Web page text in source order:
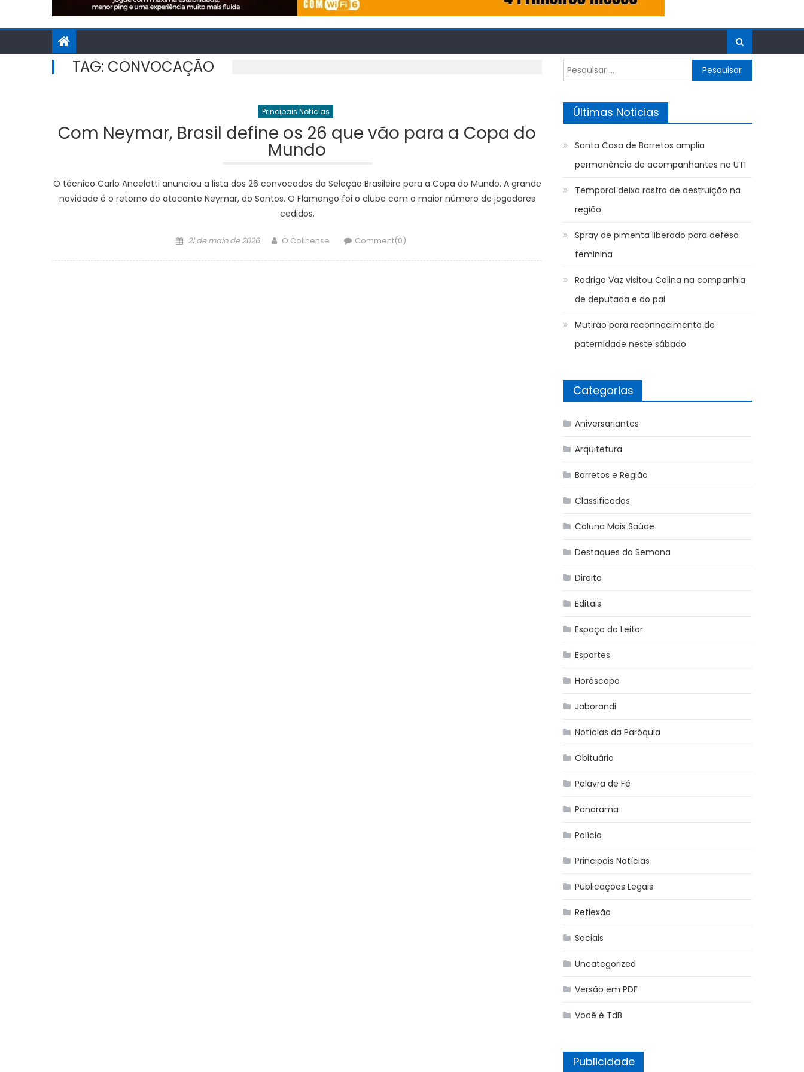
TAG: CONVOCAÇÃO
Principais Notícias
Com Neymar, Brasil define os 26 que vão para a Copa do
Mundo
O técnico Carlo Ancelotti anunciou a lista dos 26 convocados da Seleção Brasileira para a Copa do Mundo. A grande
novidade é o retorno do atacante Neymar, do Santos. O Flamengo foi o clube com o maior número de jogadores
cedidos.
Posted
21 de maio de 2026 Author
O Colinense Comment(0)
Pesquisar
por:
Últimas Noticias
Santa Casa de Barretos amplia
permanência de acompanhantes na UTI
Temporal deixa rastro de destruição na
região
Spray de pimenta liberado para defesa
feminina
Rodrigo Vaz visitou Colina na companhia
de deputada e do pai
Mutirão para reconhecimento de
paternidade neste sábado
Categorias
Aniversariantes
Arquitetura
Barretos e Região
Classificados
Coluna Mais Saúde
Destaques da Semana
Direito
Editais
Espaço do Leitor
Esportes
Horóscopo
Jaborandi
Notícias da Paróquia
Obituário
Palavra de Fé
Panorama
Polícia
Principais Notícias
Publicações Legais
Reflexão
Sociais
Uncategorized
Versão em PDF
Você é TdB
Publicidade